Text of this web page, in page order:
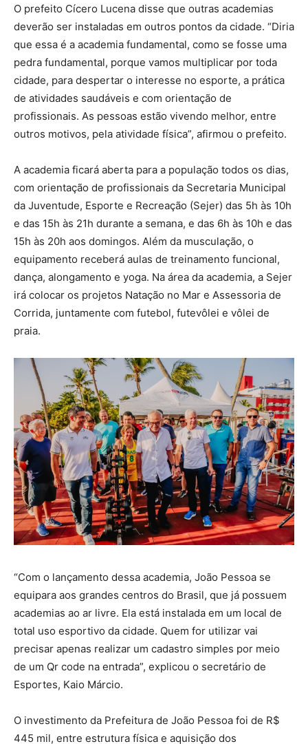
O prefeito Cícero Lucena disse que outras academias
deverão ser instaladas em outros pontos da cidade. “Diria
que essa é a academia fundamental, como se fosse uma
pedra fundamental, porque vamos multiplicar por toda
cidade, para despertar o interesse no esporte, a prática
de atividades saudáveis e com orientação de
profissionais. As pessoas estão vivendo melhor, entre
outros motivos, pela atividade física”, afirmou o prefeito.
A academia ficará aberta para a população todos os dias,
com orientação de profissionais da Secretaria Municipal
da Juventude, Esporte e Recreação (Sejer) das 5h às 10h
e das 15h às 21h durante a semana, e das 6h às 10h e das
15h às 20h aos domingos. Além da musculação, o
equipamento receberá aulas de treinamento funcional,
dança, alongamento e yoga. Na área da academia, a Sejer
irá colocar os projetos Natação no Mar e Assessoria de
Corrida, juntamente com futebol, futevôlei e vôlei de
praia.
“Com o lançamento dessa academia, João Pessoa se
equipara aos grandes centros do Brasil, que já possuem
academias ao ar livre. Ela está instalada em um local de
total uso esportivo da cidade. Quem for utilizar vai
precisar apenas realizar um cadastro simples por meio
de um Qr code na entrada”, explicou o secretário de
Esportes, Kaio Márcio.
O investimento da Prefeitura de João Pessoa foi de R$
445 mil, entre estrutura física e aquisição dos